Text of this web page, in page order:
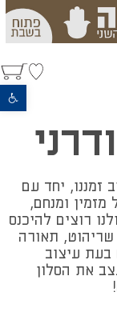
פתח סרגל נגישות
זמננו, יחד עם
ומנחם,
רוצים להיכנס
שריהוט, תאורה
בעת עיצוב
את הסלון